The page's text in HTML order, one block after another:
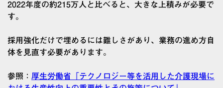
2022年度の約215万人と比べると、大きな上積みが必要で
す。
採用強化だけで埋めるには難しさがあり、業務の進め方自
体を見直す必要があります。
参照： 厚生労働省「テクノロジー等を活用した介護現場に